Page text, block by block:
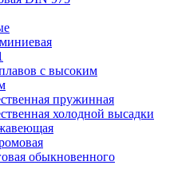
с высоким
пружинная
холодной высадки
обыкновенного